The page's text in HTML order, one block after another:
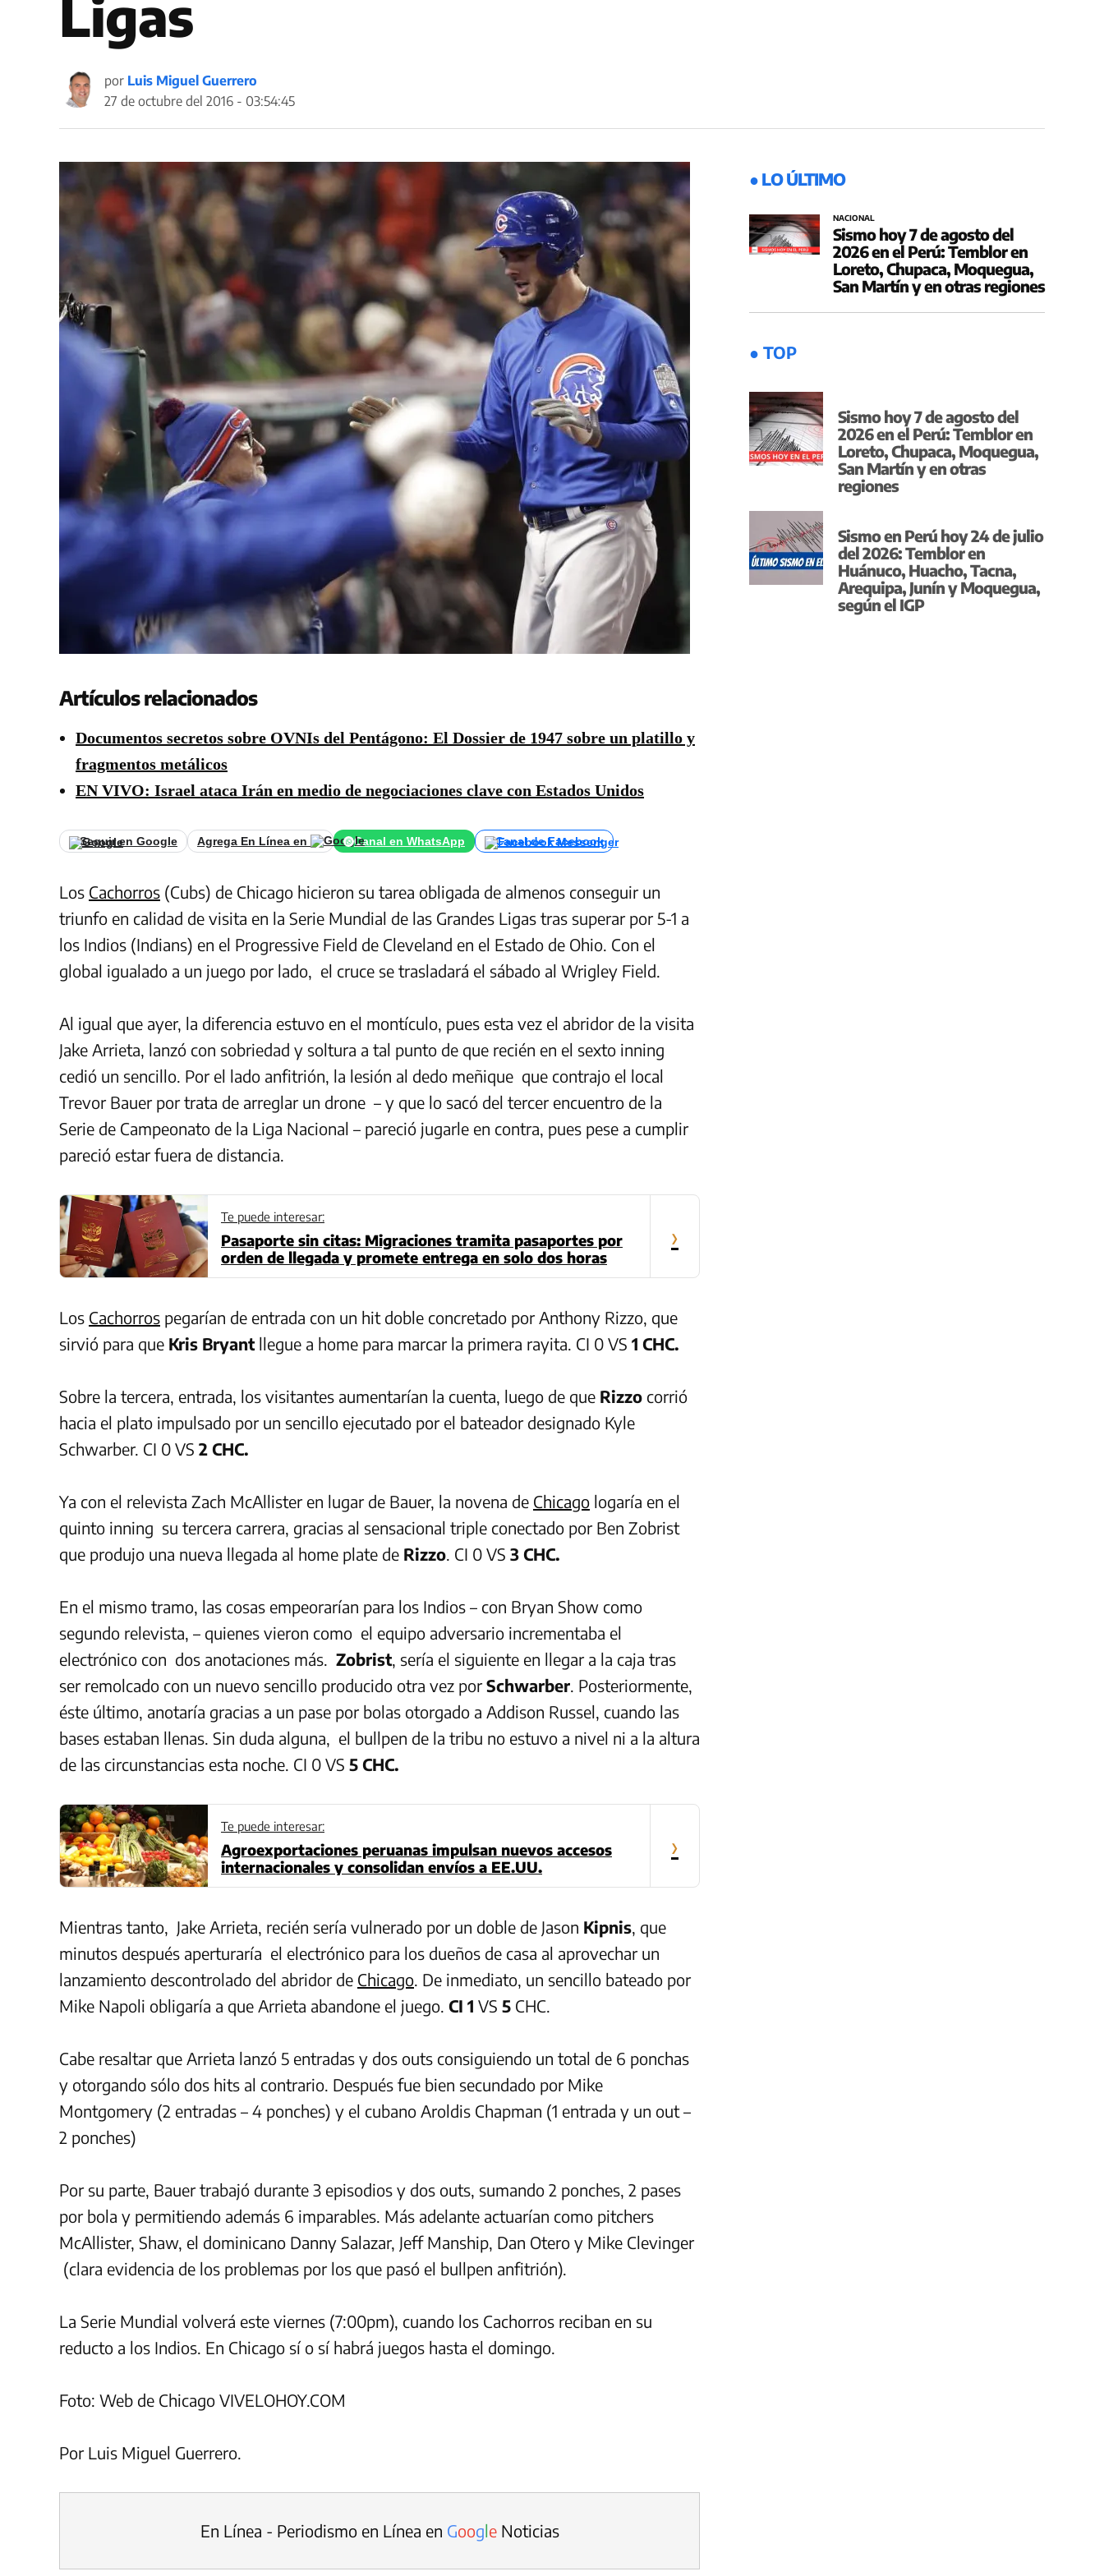
Ligas
por Luis Miguel Guerrero
27 de octubre del 2016 - 03:54:45
Artículos relacionados
Documentos secretos sobre OVNIs del Pentágono: El Dossier de 1947 sobre un platillo y
fragmentos metálicos
EN VIVO: Israel ataca Irán en medio de negociaciones clave con Estados Unidos
Seguir en Google Agrega En Línea en Canal en WhatsApp Canal de Facebook
Los Cachorros (Cubs) de Chicago hicieron su tarea obligada de almenos conseguir un
triunfo en calidad de visita en la Serie Mundial de las Grandes Ligas tras superar por 5-1 a
los Indios (Indians) en el Progressive Field de Cleveland en el Estado de Ohio. Con el
global igualado a un juego por lado, el cruce se trasladará el sábado al Wrigley Field.
Al igual que ayer, la diferencia estuvo en el montículo, pues esta vez el abridor de la visita
Jake Arrieta, lanzó con sobriedad y soltura a tal punto de que recién en el sexto inning
cedió un sencillo. Por el lado anfitrión, la lesión al dedo meñique que contrajo el local
Trevor Bauer por trata de arreglar un drone – y que lo sacó del tercer encuentro de la
Serie de Campeonato de la Liga Nacional – pareció jugarle en contra, pues pese a cumplir
pareció estar fuera de distancia.
Te puede interesar:
Pasaporte sin citas: Migraciones tramita pasaportes por
orden de llegada y promete entrega en solo dos horas
›
Los Cachorros pegarían de entrada con un hit doble concretado por Anthony Rizzo, que
sirvió para que Kris Bryant llegue a home para marcar la primera rayita. CI 0 VS 1 CHC.
Sobre la tercera, entrada, los visitantes aumentarían la cuenta, luego de que Rizzo corrió
hacia el plato impulsado por un sencillo ejecutado por el bateador designado Kyle
Schwarber. CI 0 VS 2 CHC.
Ya con el relevista Zach McAllister en lugar de Bauer, la novena de Chicago logaría en el
quinto inning su tercera carrera, gracias al sensacional triple conectado por Ben Zobrist
que produjo una nueva llegada al home plate de Rizzo. CI 0 VS 3 CHC.
En el mismo tramo, las cosas empeorarían para los Indios – con Bryan Show como
segundo relevista, – quienes vieron como el equipo adversario incrementaba el
electrónico con dos anotaciones más. Zobrist, sería el siguiente en llegar a la caja tras
ser remolcado con un nuevo sencillo producido otra vez porSchwarber. Posteriormente,
éste último, anotaría gracias a un pase por bolas otorgado a Addison Russel, cuando las
bases estaban llenas. Sin duda alguna, el bullpen de la tribu no estuvo a nivel ni a la altura
de las circunstancias esta noche. CI 0 VS 5 CHC.
Te puede interesar:
Agroexportaciones peruanas impulsan nuevos accesos
internacionales y consolidan envíos a EE.UU.
›
Mientras tanto, Jake Arrieta, recién sería vulnerado por un doble de Jason Kipnis, que
minutos después aperturaría el electrónico para los dueños de casa al aprovechar un
lanzamiento descontrolado del abridor de Chicago. De inmediato, un sencillo bateado por
Mike Napoli obligaría a que Arrieta abandone el juego. CI 1 VS 5 CHC.
Cabe resaltar que Arrieta lanzó 5 entradas y dos outs consiguiendo un total de 6 ponchas
y otorgando sólo dos hits al contrario. Después fue bien secundado por Mike
Montgomery (2 entradas – 4 ponches) y el cubano Aroldis Chapman (1 entrada y un out –
2 ponches)
Por su parte, Bauer trabajó durante 3 episodios y dos outs, sumando 2 ponches, 2 pases
por bola y permitiendo además 6 imparables. Más adelante actuarían como pitchers
McAllister, Shaw, el dominicano Danny Salazar, Jeff Manship, Dan Otero y Mike Clevinger
(clara evidencia de los problemas por los que pasó el bullpen anfitrión).
La Serie Mundial volverá este viernes (7:00pm), cuando los Cachorros reciban en su
reducto a los Indios. En Chicago sí o sí habrá juegos hasta el domingo.
Foto: Web de Chicago VIVELOHOY.COM
Por Luis Miguel Guerrero.
En Línea - Periodismo en Línea en GoogleNoticias
● LO ÚLTIMO
NACIONAL
Sismo hoy 7 de agosto del
2026 en el Perú: Temblor en
Loreto, Chupaca, Moquegua,
San Martín y en otras regiones
● TOP
Sismo hoy 7 de agosto del
2026 en el Perú: Temblor en
Loreto, Chupaca, Moquegua,
San Martín y en otras
regiones
Sismo en Perú hoy 24 de julio
del 2026: Temblor en
Huánuco, Huacho, Tacna,
Arequipa, Junín y Moquegua,
según el IGP